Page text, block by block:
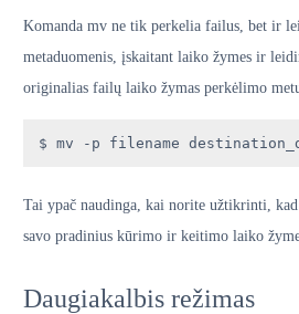
Komanda mv ne tik perkelia failus, bet ir
metaduomenis, įskaitant laiko žymes ir
originalias failų laiko žymas perkėlimo
$ mv -p filename
Tai ypač naudinga, kai norite užtikrinti,
savo pradinius kūrimo ir keitimo laiko
Daugiakalbis režimas